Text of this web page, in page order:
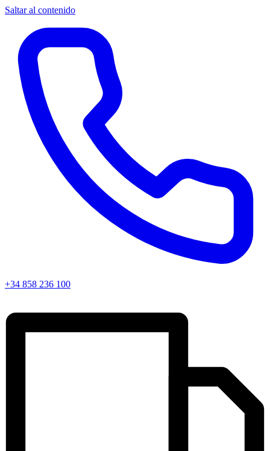
Saltar al contenido
+34 858 236 100